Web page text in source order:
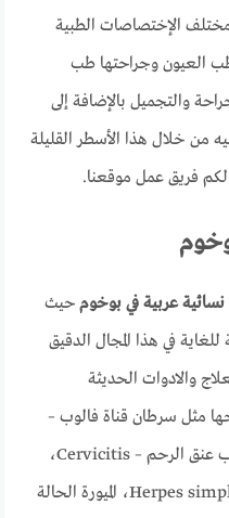
مختلف الإختصاصات الطبية
العيون وجراحتها طب
والتجميل بالإضافة إلى
من خلال هذا الأسطر القليلة
لكم فريق عمل موقعنا.
نسائية عربية في بوخوم حيث
في هذا المجال الدقيق
والادوات الحديثة
مثل سرطان قناة فالوب –
Fallopian tube carcinoma التهاب عنق الرحم – Cervicitis،
فيروس الهربس البسيط – Herpes simplex virus، الميورة الحالة